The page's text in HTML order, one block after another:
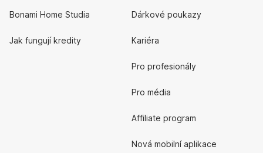
Bonami Home Studia
Jak fungují kredity
Dárkové poukazy
Kariéra
Pro profesionály
Pro média
Affiliate program
Nová mobilní aplikace